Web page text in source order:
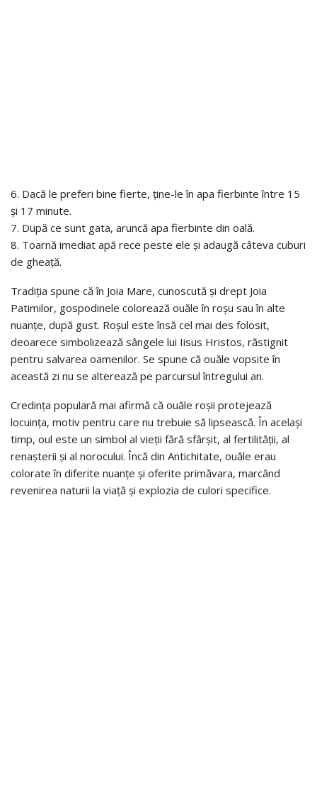
6. Dacă le preferi bine fierte, ține-le în apa fierbinte între 15
și 17 minute.
7. După ce sunt gata, aruncă apa fierbinte din oală.
8. Toarnă imediat apă rece peste ele și adaugă câteva cuburi
de gheață.
Tradiția spune că în Joia Mare, cunoscută și drept Joia
Patimilor, gospodinele colorează ouăle în roșu sau în alte
nuanțe, după gust. Roșul este însă cel mai des folosit,
deoarece simbolizează sângele lui Iisus Hristos, răstignit
pentru salvarea oamenilor. Se spune că ouăle vopsite în
această zi nu se alterează pe parcursul întregului an.
Credința populară mai afirmă că ouăle roșii protejează
locuința, motiv pentru care nu trebuie să lipsească. În același
timp, oul este un simbol al vieții fără sfârșit, al fertilității, al
renașterii și al norocului. Încă din Antichitate, ouăle erau
colorate în diferite nuanțe și oferite primăvara, marcând
revenirea naturii la viață și explozia de culori specifice.